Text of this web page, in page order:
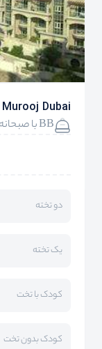
Dubai
BB با صبحانه
دو تخته
یک تخته
کودک با تخت
کودک بدون تخت